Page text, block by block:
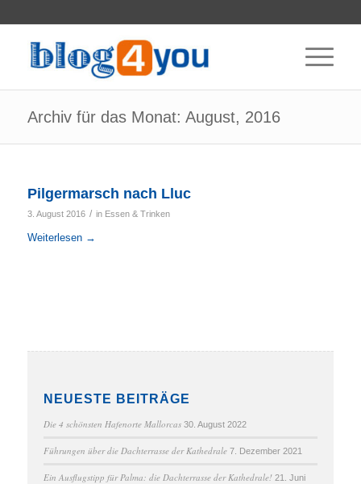
Archiv für das Monat: August, 2016
Pilgermarsch nach Lluc
3. August 2016 / in Essen & Trinken
Weiterlesen→
NEUESTE BEITRÄGE
Die 4 schönsten Hafenorte Mallorcas 30. August 2022
Führungen über die Dachterrasse der Kathedrale 7. Dezember 2021
Ein Ausflugstipp für Palma: die Dachterrasse der Kathedrale! 21. Juni